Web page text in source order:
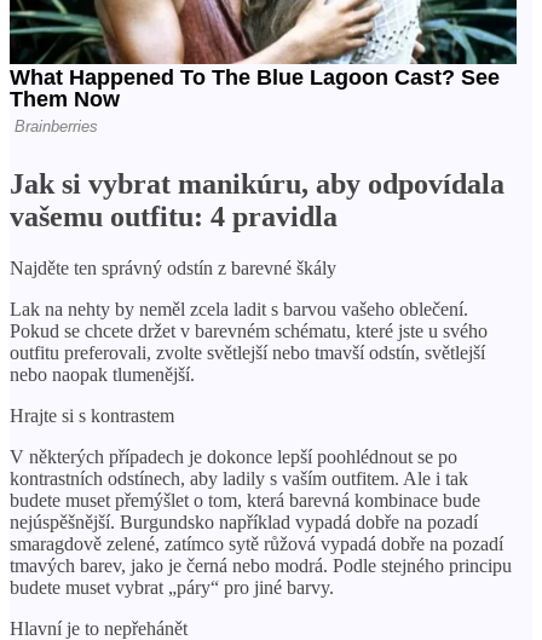
Jak si vybrat manikúru, aby odpovídala
vašemu outfitu: 4 pravidla
Najděte ten správný odstín z barevné škály
Lak na nehty by neměl zcela ladit s barvou vašeho oblečení.
Pokud se chcete držet v barevném schématu, které jste u svého
outfitu preferovali, zvolte světlejší nebo tmavší odstín, světlejší
nebo naopak tlumenější.
Hrajte si s kontrastem
V některých případech je dokonce lepší poohlédnout se po
kontrastních odstínech, aby ladily s vaším outfitem. Ale i tak
budete muset přemýšlet o tom, která barevná kombinace bude
nejúspěšnější. Burgundsko například vypadá dobře na pozadí
smaragdově zelené, zatímco sytě růžová vypadá dobře na pozadí
tmavých barev, jako je černá nebo modrá. Podle stejného principu
budete muset vybrat „páry“ pro jiné barvy.
Hlavní je to nepřehánět